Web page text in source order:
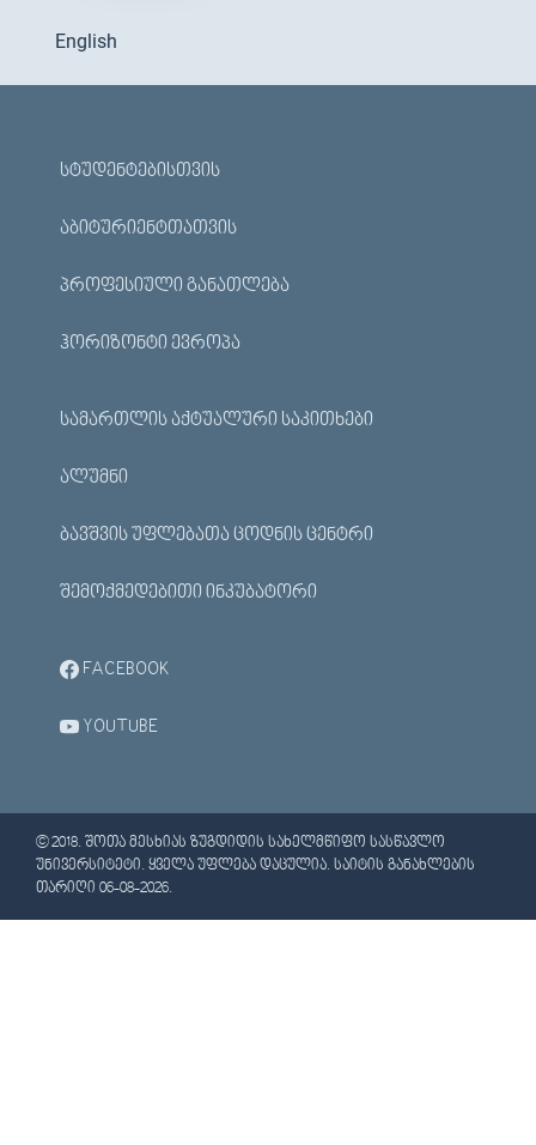
English
ᲡᲢᲣᲓᲔᲜᲢᲔᲑᲘᲡᲗᲕᲘᲡ
ᲐᲑᲘᲢᲣᲠᲘᲔᲜᲢᲗᲐᲗᲕᲘᲡ
ᲞᲠᲝᲤᲔᲡᲘᲣᲚᲘ ᲒᲐᲜᲐᲗᲚᲔᲑᲐ
ᲰᲝᲠᲘᲖᲝᲜᲢᲘ ᲔᲕᲠᲝᲞᲐ
ᲡᲐᲛᲐᲠᲗᲚᲘᲡ ᲐᲥᲢᲣᲐᲚᲣᲠᲘ ᲡᲐᲙᲘᲗᲮᲔᲑᲘ
ᲐᲚᲣᲛᲜᲘ
ᲑᲐᲕᲨᲕᲘᲡ ᲣᲤᲚᲔᲑᲐᲗᲐ ᲪᲝᲓᲜᲘᲡ ᲪᲔᲜᲢᲠᲘ
ᲨᲔᲛᲝᲥᲛᲔᲓᲔᲑᲘᲗᲘ ᲘᲜᲙᲣᲑᲐᲢᲝᲠᲘ
FACEBOOK
YOUTUBE
© 2018. ᲨᲝᲗᲐ ᲛᲔᲡᲮᲘᲐᲡ ᲖᲣᲒᲓᲘᲓᲘᲡ ᲡᲐᲮᲔᲚᲛᲬᲘᲤᲝ ᲡᲐᲡᲬᲐᲕᲚᲝ
ᲣᲜᲘᲕᲔᲠᲡᲘᲢᲔᲢᲘ. ᲧᲕᲔᲚᲐ ᲣᲤᲚᲔᲑᲐ ᲓᲐᲪᲣᲚᲘᲐ. ᲡᲐᲘᲢᲘᲡ ᲒᲐᲜᲐᲮᲚᲔᲑᲘᲡ
ᲗᲐᲠᲘᲦᲘ 06-08-2026.